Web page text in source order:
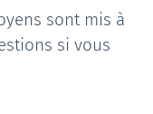
sont mis à
si vous